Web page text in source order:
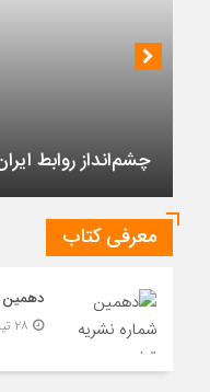
چشم‌انداز روابط
معرفی کتاب
دهمین